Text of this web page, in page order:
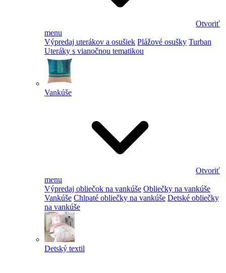
Otvoriť
menu
Výpredaj uterákov a osušiek Plážové osušky Turban
Uteráky s vianočnou tematikou
Vankúše
Otvoriť
menu
Výpredaj obliečok na vankúše Obliečky na vankúše
Vankúše Chlpaté obliečky na vankúše Detské obliečky
na vankúše
Detský textil